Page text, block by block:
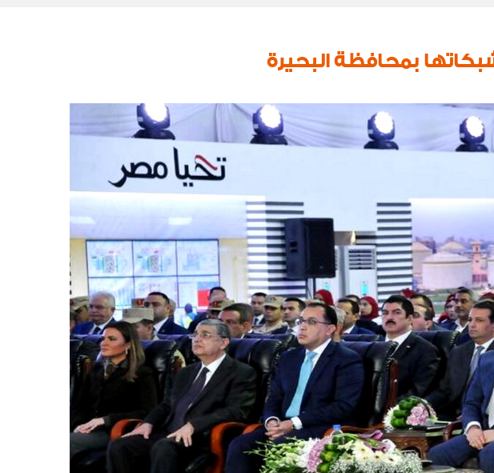
اخبار متنوعة
صور من العدد
رياضة
الواحة
بمحافظة البحيرة